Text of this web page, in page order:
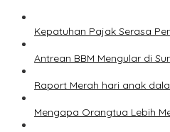
Kepatuhan Pajak Serasa
Antrean BBM Mengular di
Raport Merah hari anak
Mengapa Orangtua Lebih